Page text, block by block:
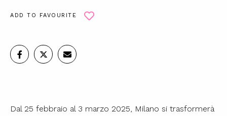
ADD TO FAVOURITE
Dal 25 febbraio al 3 marzo 2025, Milano si trasformerà